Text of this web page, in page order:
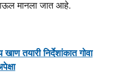
मानला जात आहे.
तयारी निर्देशांकात गोवा